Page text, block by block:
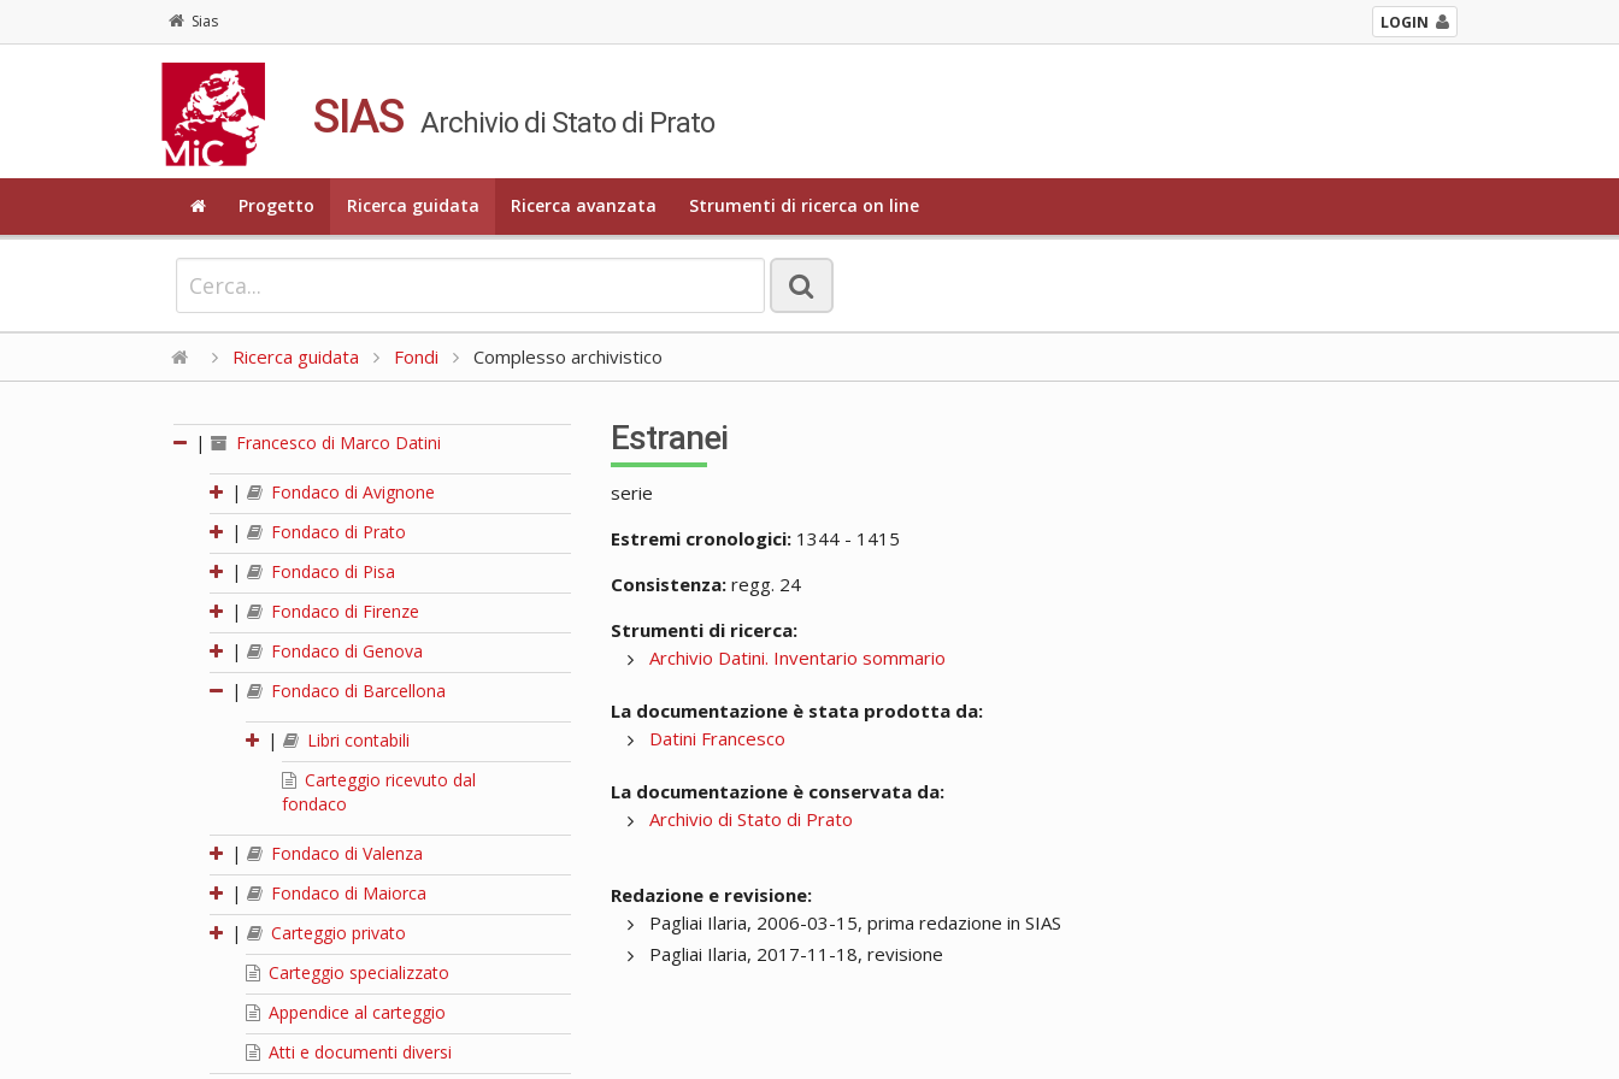
Sias LOGIN
SIAS Archivio di Stato di Prato
Progetto Ricerca guidata Ricerca avanzata Strumenti di ricerca on line
Ricerca guidata Fondi Complesso archivistico
| Francesco di Marco Datini
|
Fondaco di Avignone
|
Fondaco di Prato
|
Fondaco di Pisa
|
Fondaco di Firenze
|
Fondaco di Genova
|
Fondaco di Barcellona
|
Libri contabili
Carteggio ricevuto dal
fondaco
|
Fondaco di Valenza
|
Fondaco di Maiorca
|
Carteggio privato
Carteggio specializzato
Appendice al carteggio
Atti e documenti diversi
Estranei
serie
Estremi cronologici: 1344 - 1415
Consistenza: regg. 24
Strumenti di ricerca:
Archivio Datini. Inventario sommario
La documentazione è stata prodotta da:
Datini Francesco
La documentazione è conservata da:
Archivio di Stato di Prato
Redazione e revisione:
Pagliai Ilaria, 2006-03-15, prima redazione in SIAS
Pagliai Ilaria, 2017-11-18, revisione